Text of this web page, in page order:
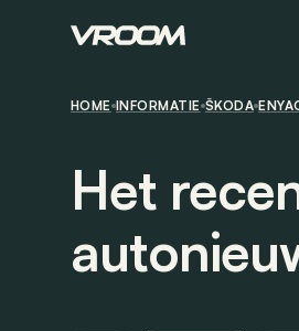
HOME INFORMATIE ŠKODA
Het